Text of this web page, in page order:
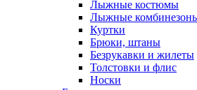
Лыжные костюмы
Лыжные
Куртки
Брюки, штаны
Безрукавки и жилеты
Толстовки и флис
Носки